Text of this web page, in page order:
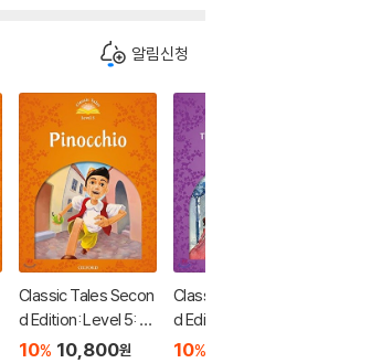
알림신청
Classic Tales Secon
d Edition: Level 5: Pi
nocchio Audio Pack
10% 10,800원
Classic Tales Secon
d Edition: Level 4: T
he Twelve Dancing
10%